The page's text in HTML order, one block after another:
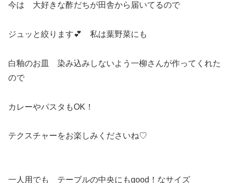
今は 大好きな酢だちが田舎から届いてるので
ジュッと絞ります💕 私は葉野菜にも
白釉のお皿 染み込みしないよう一柳さんが作ってくれた
ので
カレーやパスタもOK！
テクスチャーをお楽しみくださいね♡
一人用でも テーブルの中央にもgood！なサイズ